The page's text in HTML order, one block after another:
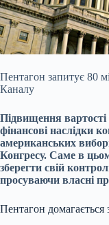
Пентагон запитує 80
Каналу
Підвищення вартості
фінансові наслідки
американських
Конгресу. Саме в
зберегти свій
просуваючи власні
Пентагон домагається